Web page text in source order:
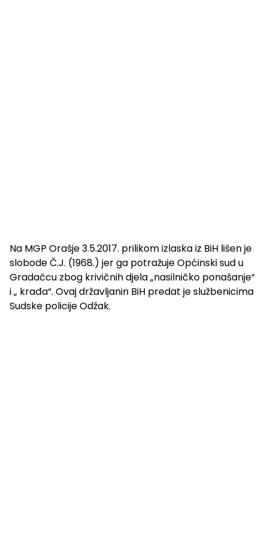
Na MGP Orašje 3.5.2017. prilikom izlaska iz BiH lišen je
slobode Č.J. (1968.) jer ga potražuje Općinski sud u
Gradačcu zbog krivičnih djela „nasilničko ponašanje“
i „ krađa“. Ovaj državljanin BiH predat je službenicima
Sudske policije Odžak.